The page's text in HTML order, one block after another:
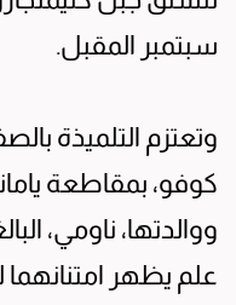
سبتمبر المقبل.
وتعتزم التلميذة
كوفو، بمقاطعة
علم يظهر